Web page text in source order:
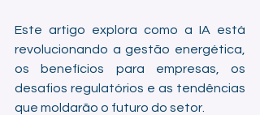
Este artigo explora como a IA está
revolucionando a gestão energética,
os benefícios para empresas, os
desafios regulatórios e as tendências
que moldarão o futuro do setor.